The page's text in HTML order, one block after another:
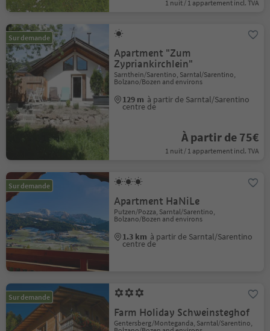
1 nuit / 1 appartement incl. TVA
Sur demande
Apartment "Zum
Zypriankirchlein"
Sarnthein/Sarentino, Sarntal/Sarentino,
Bolzano/Bozen and environs
129 m à partir de Sarntal/Sarentino
centre de
À partir de 75€
1 nuit / 1 appartement incl. TVA
Sur demande
Apartment HaNiLe
Putzen/Pozza, Sarntal/Sarentino,
Bolzano/Bozen and environs
1.3 km à partir de Sarntal/Sarentino
centre de
Sur demande
Farm Holiday Schweinsteghof
Gentersberg/Monteganda, Sarntal/Sarentino,